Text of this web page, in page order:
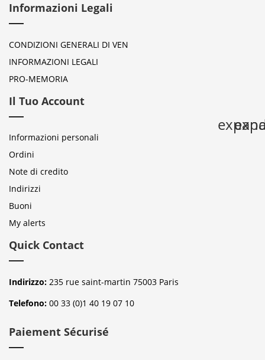
Informazioni Legali
CONDIZIONI GENERALI DI VEN
INFORMAZIONI LEGALI
PRO-MEMORIA
Il Tuo Account
Informazioni personali
Ordini
Note di credito
Indirizzi
Buoni
My alerts
Quick Contact
Indirizzo: 235 rue saint-martin 75003 Paris
Telefono: 00 33 (0)1 40 19 07 10
Paiement Sécurisé